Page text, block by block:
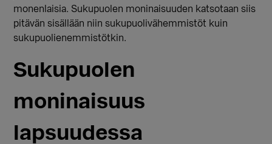
monenlaisia. Sukupuolen moninaisuuden katsotaan siis
pitävän sisällään niin sukupuolivähemmistöt kuin
sukupuolienemmistötkin.
Sukupuolen
moninaisuus
lapsuudessa